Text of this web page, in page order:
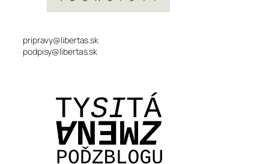
pripravy@libertas.sk
podpisy@libertas.sk